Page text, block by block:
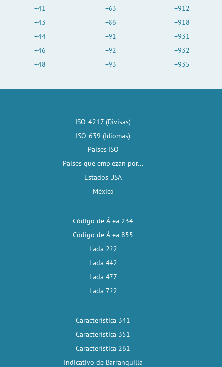
+41
+43
+44
+46
+48
+63
+86
+91
+92
+93
+912
+918
+931
+932
+935
ISO-4217 (Divisas)
ISO-639 (Idiomas)
Países ISO
Países que empiezan por...
Estados USA
México
Código de Área 234
Código de Área 855
Lada 222
Lada 442
Lada 477
Lada 722
Característica 341
Característica 351
Característica 261
Indicativo de Barranquilla